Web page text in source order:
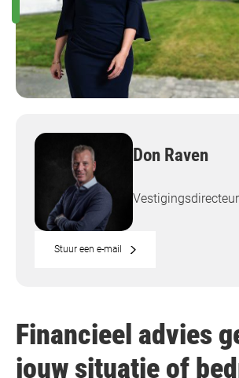
Don Raven
Vestigingsdirecteur
Stuur een e-mail
Financieel advies
jouw situatie of